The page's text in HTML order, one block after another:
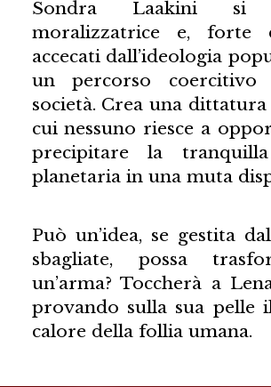
Sondra Laakini
moralizzatrice e, forte
accecati dall’ideologia
un percorso
società. Crea una
cui nessuno riesce a
precipitare la tranquilla
planetaria in una muta
Può un’idea, se gestita
sbagliate, possa
un’arma? Toccherà a
provando sulla sua pelle
calore della follia umana.